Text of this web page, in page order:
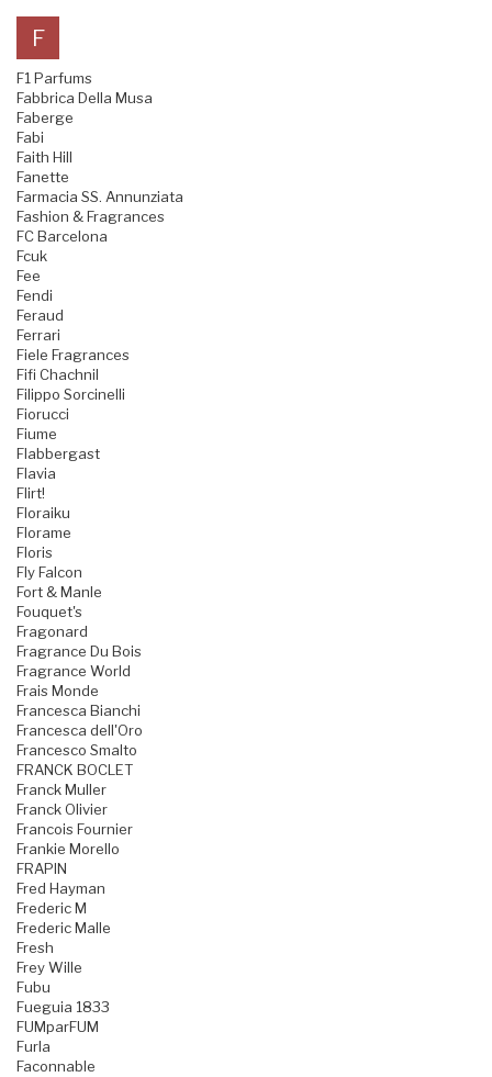
F
F1 Parfums
Fabbrica Della Musa
Faberge
Fabi
Faith Hill
Fanette
Farmacia SS. Annunziata
Fashion & Fragrances
FC Barcelona
Fcuk
Fee
Fendi
Feraud
Ferrari
Fiele Fragrances
Fifi Chachnil
Filippo Sorcinelli
Fiorucci
Fiume
Flabbergast
Flavia
Flirt!
Floraiku
Florame
Floris
Fly Falcon
Fort & Manle
Fouquet's
Fragonard
Fragrance Du Bois
Fragrance World
Frais Monde
Francesca Bianchi
Francesca dell'Oro
Francesco Smalto
FRANCK BOCLET
Franck Muller
Franck Olivier
Francois Fournier
Frankie Morello
FRAPIN
Fred Hayman
Frederic M
Frederic Malle
Fresh
Frey Wille
Fubu
Fueguia 1833
FUMparFUM
Furla
Faconnable